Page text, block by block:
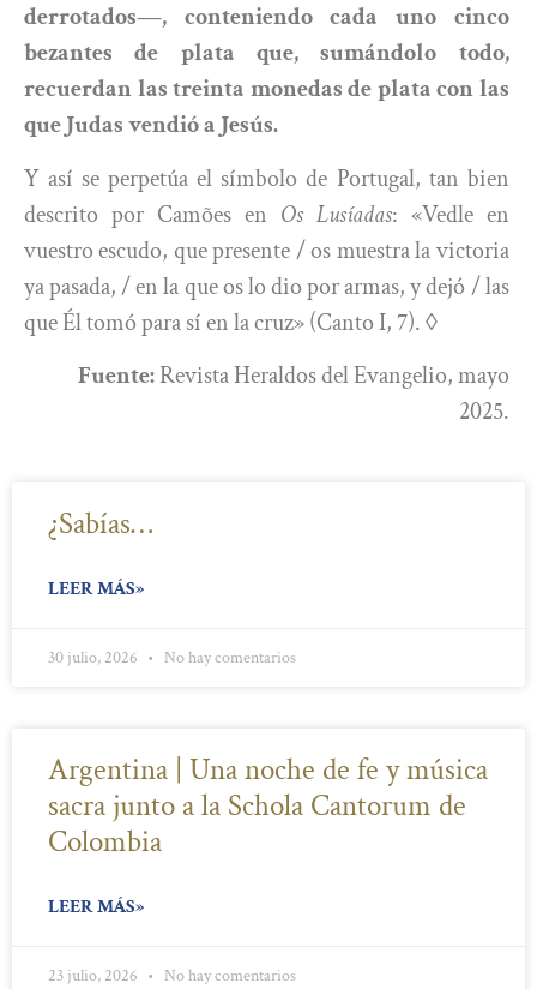
derrotados—, conteniendo cada uno cinco
bezantes de plata que, sumándolo todo,
recuerdan las treinta monedas de plata con las
que Judas vendió a Jesús.
Y así se perpetúa el símbolo de Portugal, tan bien
descrito por Camões en Os Lusíadas: «Vedle en
vuestro escudo, que presente / os muestra la victoria
ya pasada, / en la que os lo dio por armas, y dejó / las
que Él tomó para sí en la cruz» (Canto I, 7). ◊
Fuente:Revista Heraldos del Evangelio, mayo
2025.
¿Sabías…
LEER MÁS»
30 julio, 2026 No hay comentarios
Argentina | Una noche de fe y música
sacra junto a la Schola Cantorum de
Colombia
LEER MÁS»
23 julio, 2026 No hay comentarios